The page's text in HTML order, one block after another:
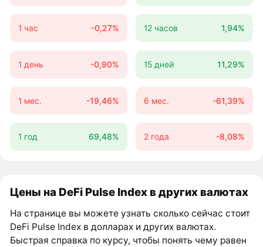
1 час -0,27% 12 часов 1,94%
1 день -0,90% 15 дней 11,29%
1 мес. -19,46% 6 мес. -61,39%
1 год 69,48% 2 года -8,08%
Цены на DeFi Pulse Index в других валютах
На странице вы можете узнать сколько сейчас стоит
DeFi Pulse Index в долларах и других валютах.
Быстрая справка по курсу, чтобы понять чему равен